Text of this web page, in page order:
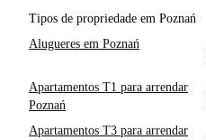
Tipos de propriedade em Poznań
Alugueres em Poznań
Apartamentos T1 para arrendar
Poznań
Apartamentos T3 para arrendar